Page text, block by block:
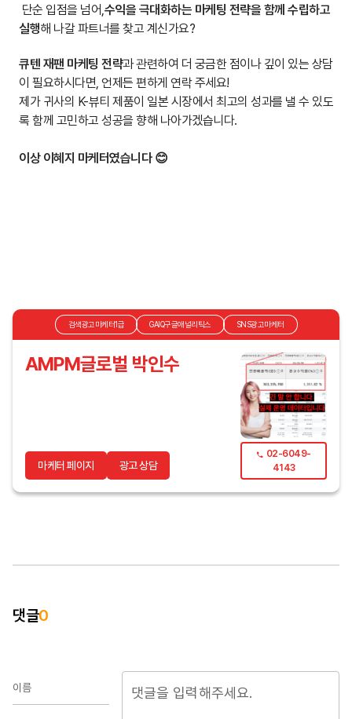
단순 입점을 넘어,수익을 극대화하는 마케팅 전략을 함께 수립하고
실행해 나갈 파트너를 찾고 계신가요?
큐텐 재팬 마케팅 전략과 관련하여 더 궁금한 점이나 깊이 있는 상담
이 필요하시다면, 언제든 편하게 연락 주세요!
제가 귀사의 K-뷰티 제품이 일본 시장에서 최고의 성과를 낼 수 있도
록 함께 고민하고 성공을 향해 나아가겠습니다.
이상 이혜지 마케터였습니다 😊
검색광고마케터1급 GAIQ구글애널리틱스 SNS광고마케터
AMPM글로벌 박인수
마케터 페이지 광고 상담
02-6049-
4143
댓글0
이름